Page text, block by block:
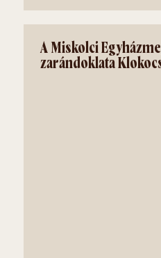
A Miskolci
zarándoklata